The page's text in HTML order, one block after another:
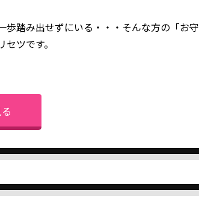
歩踏み出せずにいる・・・そんな方の「お守
ツです。